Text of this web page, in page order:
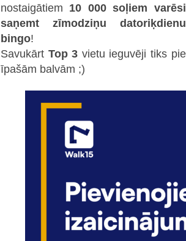
nostaigātiem 10 000 soļiem varēsi
saņemt zīmodziņu datoriķdienu
bingo!
Savukārt Top 3 vietu ieguvēji tiks pie
īpašām balvām ;)